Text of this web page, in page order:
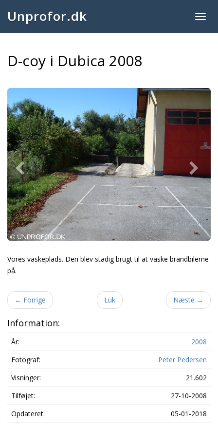
Unprofor.dk
D-coy i Dubica 2008
Previous Next
Vores vaskeplads. Den blev stadig brugt til at vaske brandbilerne
på.
← Forrige Luk Næste →
Information:
År:
2008
Fotograf:
Peter Pedersen
Visninger:
21.602
Tilføjet:
27-10-2008
Opdateret:
05-01-2018